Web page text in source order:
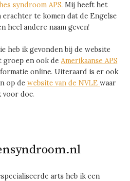
syndroom APS. Mij heeft het
te komen dat de Engelse
heel andere naam geven!
heb ik gevonden bij de website
groep en ook de Amerikaanse APS
online. Uiteraard is er ook
op de website van de NVLE waar
doe.
arts heb ik een